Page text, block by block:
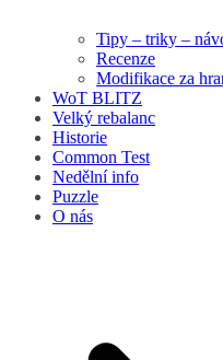
Tipy – triky –
Recenze
Modifikace za
WoT BLITZ
Velký rebalanc
Historie
Common Test
Nedělní info
Puzzle
O nás